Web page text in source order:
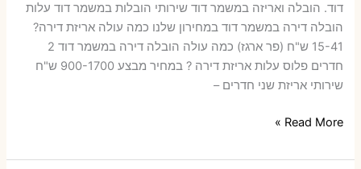
דוד. הובלה ואריזה במשמר דוד שירותי הובלות במשמר דוד עלות
הובלה דירה במשמר דוד במחירון שלנו כמה עולה אריזת דירה​?
15-41 ש"ח (פר ארגז) כמה עולה הובלה דירה במשמר דוד 2
חדרים פלוס עלות אריזת דירה ? במחיר מבצע 900-1700 ש"ח
שירותי אריזת שני חדרים –
הובלות
במשמר
Read More »